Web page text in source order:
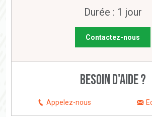
Durée : 1 jour
Contactez-nous
Besoin d'aide ?
Appelez-nous